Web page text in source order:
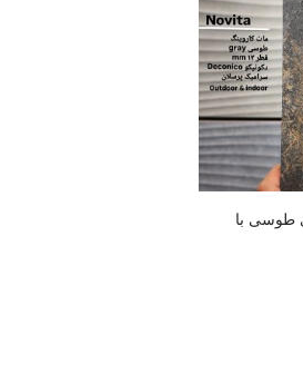
طوسی با